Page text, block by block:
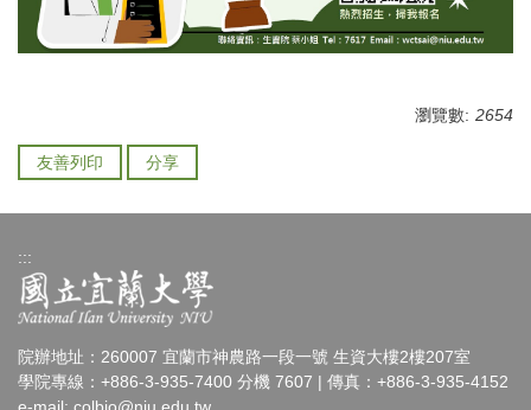
瀏覽數: 2654
友善列印 分享
:::
院辦地址：260007 宜蘭市神農路一段一號 生資大樓2樓207室
學院專線：+886-3-935-7400 分機 7607 | 傳真：+886-3-935-4152
e-mail: colbio@niu.edu.tw